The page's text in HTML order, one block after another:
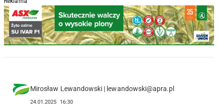
Mirosław Lewandowski | lewandowski@apra.pl
24.01.2025 16:30